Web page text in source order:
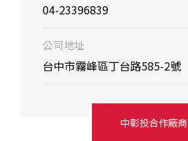
04-23396839
公司地址
台中市霧峰區丁台路585-2號
中彰投合作廠商